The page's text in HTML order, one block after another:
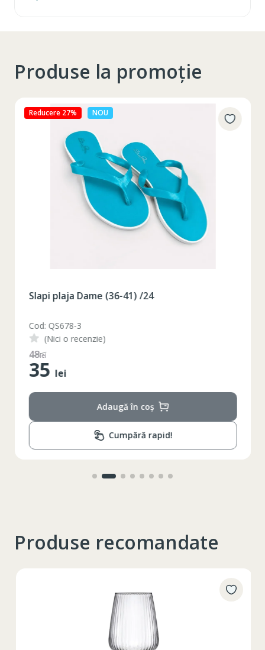
Produse la promoție
Reducere 27% NOU
Slapi plaja Dame (36-41) /24
Cod: QS678-3
(Nici o recenzie)
48lei
35 lei
Adaugă în coș
Cumpără rapid!
Produse recomandate